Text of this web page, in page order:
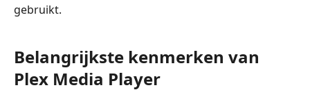
gebruikt.
Belangrijkste kenmerken van
Plex Media Player